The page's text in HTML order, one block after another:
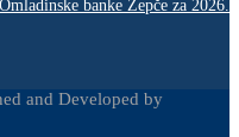
banke Žepče za 2026.
and Developed by